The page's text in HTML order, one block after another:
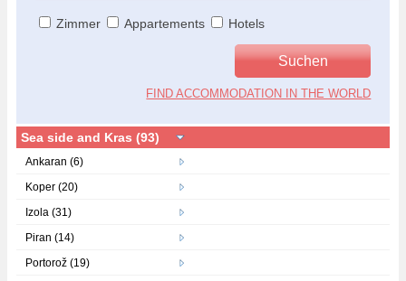
Zimmer Appartements Hotels
FIND ACCOMMODATION IN THE WORLD
Sea side and Kras (93)
Ankaran (6)
Koper (20)
Izola (31)
Piran (14)
Portorož (19)